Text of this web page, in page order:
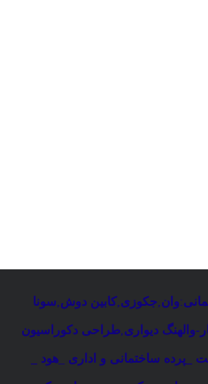
:وان جکوزی ,کابین دوش سونا
والهنگ دیواری ,طراحی دکوراسیون
_پرده ساختمانی و اداری _هود _